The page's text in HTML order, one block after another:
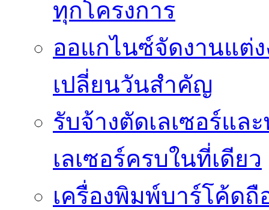
ทุกโครงการ
ออแกไนซ์จัดงานแต่
เปลี่ยนวันสำคัญ
รับจ้างตัดเลเซอร์แ
เลเซอร์ครบในที่เดียว
เครื่องพิมพ์บาร์โค้ด